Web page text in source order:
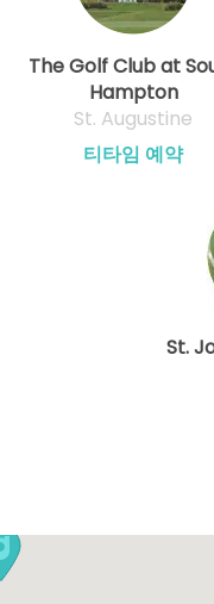
The Golf Club at
Hampton
St. Augustine
티타임 예약
St.